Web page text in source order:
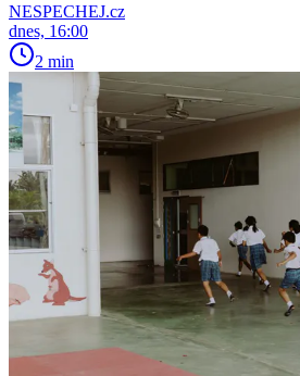
NESPECHEJ.cz
dnes, 16:00
2 min